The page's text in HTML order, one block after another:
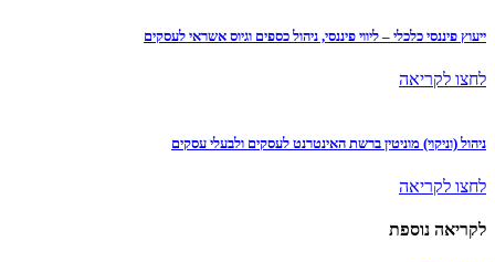
ייעוץ פיננסי כלכלי – ליווי פיננסי, ניהול כספים וגיוס אשראי לעסקים
לחצו לקריאה
ניהול (וניקוי) מוניטין ברשת האינטרנט לעסקים ולבעלי עסקים
לחצו לקריאה
לקריאה נוספת